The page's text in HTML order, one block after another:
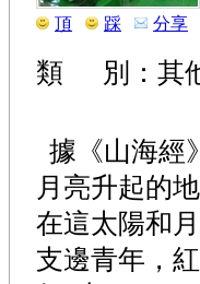
頂 踩 分享
類 別：其
據《山海經
月亮升起的
在這太陽和
支邊青年，